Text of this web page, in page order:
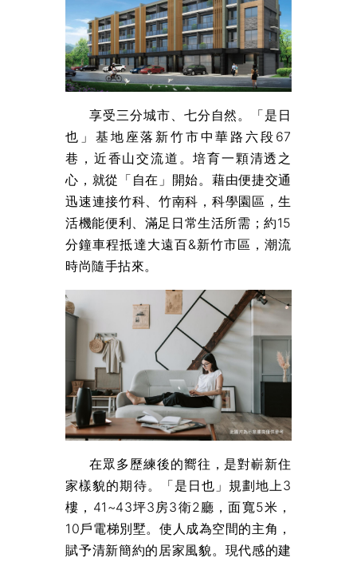
享受三分城市、七分自然。「是日
也」基地座落新竹市中華路六段67
巷，近香山交流道。培育一顆清透之
心，就從「自在」開始。藉由便捷交通
迅速連接竹科、竹南科，科學園區，生
活機能便利、滿足日常生活所需；約15
分鐘車程抵達大遠百&新竹市區，潮流
時尚隨手拈來。
在眾多歷練後的嚮往，是對嶄新住
家樣貌的期待。「是日也」規劃地上3
樓，41~43坪3房3衛2廳，面寬5米，
10戶電梯別墅。使人成為空間的主角，
賦予清新簡約的居家風貌。現代感的建